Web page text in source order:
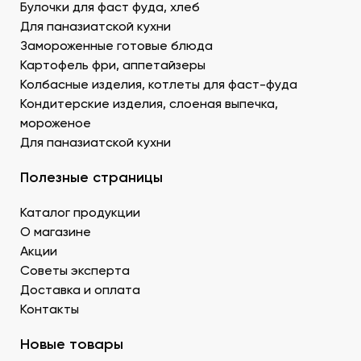
Донецке купить продукты для суши –
морепродукты, можно оптом и с доставкой.
Муку темпура. Смесь пшеничной и рисовой муки с
крахмалом для золотистой корочки. Можно
заказать премиальный мучной продукт для суши в
Водоросли. Комбу, нори – качественные продукты
для суши в ДНР с быстрой доставкой.
Икру масаго, тобико. Свежайшие продукты для
Белый и черный кунжут. Придает блюду ореховые
суши оптом – кунжутные семена в разной
расфасовке. Используются для создания
вкусового оттенка и декорирования.
Соевый соус. Приготовленный по классическому
приобрести оптовой партией в нашей компании.
Булочки для фаст фуда, хлеб
Для паназиатской кухни
Замороженные готовые блюда
Картофель фри, аппетайзеры
Колбасные изделия, котлеты для фаст-фуда
Кондитерские изделия, слоеная выпечка,
мороженое
Для паназиатской кухни
Полезные страницы
Каталог продукции
О магазине
Акции
Советы эксперта
Доставка и оплата
Контакты
Новые товары